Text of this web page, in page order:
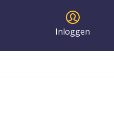
Inloggen